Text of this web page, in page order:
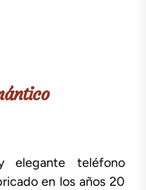
elegante teléfono
en los años 20